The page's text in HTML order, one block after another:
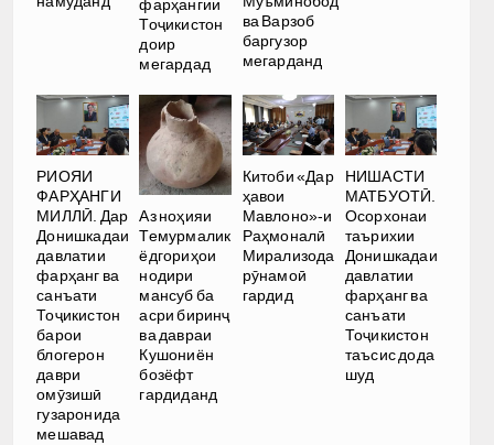
фарҳангии
Тоҷикистон
доир
мегардад
ва Варзоб
баргузор
мегарданд
РИОЯИ
ФАРҲАНГИ
МИЛЛӢ. Дар
Донишкадаи
давлатии
фарҳанг ва
санъати
Тоҷикистон
барои
блогерон
даври
омӯзишӣ
гузаронида
мешавад
Аз ноҳияи
Темурмалик
ёдгориҳои
нодири
мансуб ба
асри биринҷ
ва давраи
Кушониён
бозёфт
гардиданд
Китоби «Дар
ҳавои
Мавлоно»-и
Раҳмоналӣ
Мирализода
рӯнамоӣ
гардид
НИШАСТИ
МАТБУОТӢ.
Осорхонаи
таърихии
Донишкадаи
давлатии
фарҳанг ва
санъати
Тоҷикистон
таъсис дода
шуд